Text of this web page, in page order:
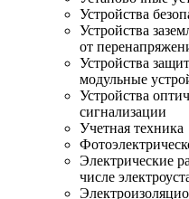
Устройства
Устройства
от
Устройства
модульные
Устройства
сигнализации
Учетная техника
Электрические
числе